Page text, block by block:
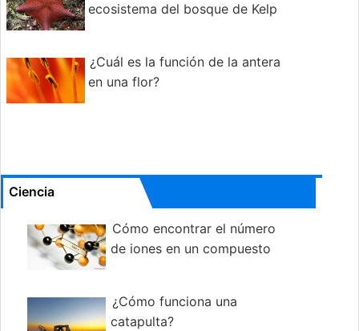
ecosistema del bosque de Kelp
¿Cuál es la función de la antera
en una flor?
Ciencia
Cómo encontrar el número
de iones en un compuesto
¿Cómo funciona una
catapulta?